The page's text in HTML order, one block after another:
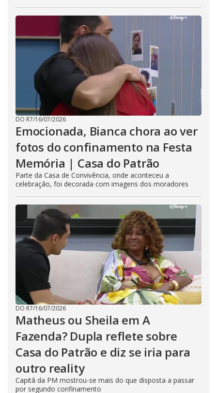
DO R7/16/07/2026
Emocionada, Bianca chora ao ver
fotos do confinamento na Festa
Memória | Casa do Patrão
Parte da Casa de Convivência, onde aconteceu a
celebração, foi decorada com imagens dos moradores
DO R7/16/07/2026
Matheus ou Sheila em A
Fazenda? Dupla reflete sobre
Casa do Patrão e diz se iria para
outro reality
Capitã da PM mostrou-se mais do que disposta a passar
por segundo confinamento